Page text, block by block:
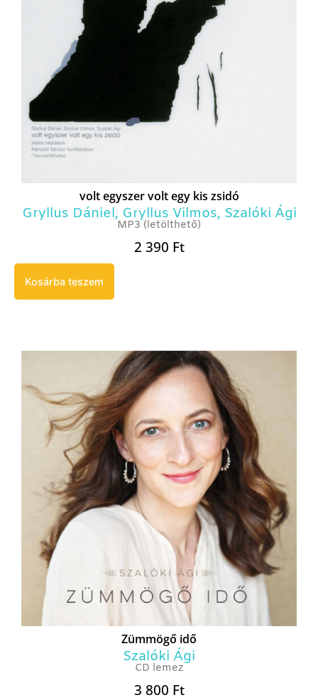
volt egyszer volt egy kis zsidó
Gryllus Dániel, Gryllus Vilmos, Szalóki Ági
MP3 (letölthető)
2 390 Ft
Kosárba teszem
Zümmögő idő
Szalóki Ági
CD lemez
3 800 Ft